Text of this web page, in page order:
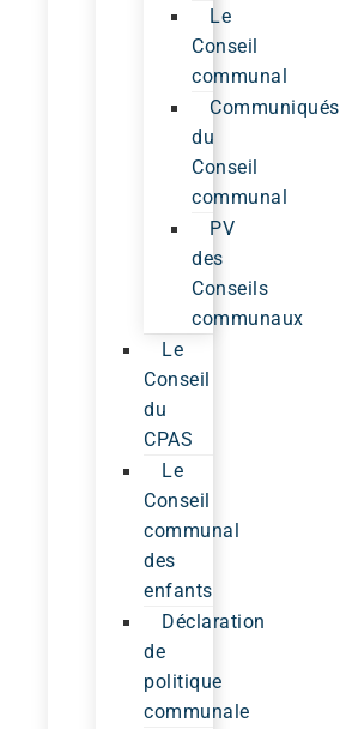
Le
Conseil
communal
Communiqués
du
Conseil
communal
PV
des
Conseils
communaux
Le
Conseil
du
CPAS
Le
Conseil
communal
des
enfants
Déclaration
de
politique
communale